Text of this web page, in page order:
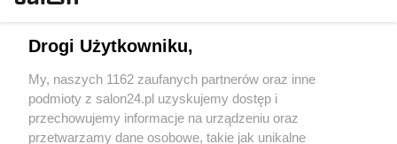
Sport
Społeczeństwo
Drogi Użytkowniku,
My, naszych 1162 zaufanych partnerów oraz inne
podmioty z salon24.pl uzyskujemy dostęp i
przechowujemy informacje na urządzeniu oraz
przetwarzamy dane osobowe, takie jak unikalne